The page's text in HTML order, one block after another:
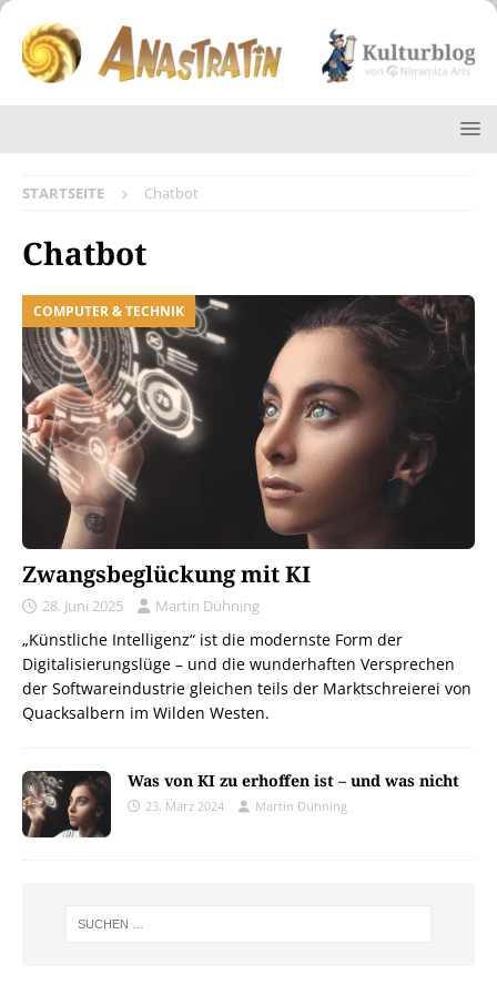
STARTSEITE Chatbot
Chatbot
COMPUTER & TECHNIK
Zwangsbeglückung mit KI
28. Juni 2025 Martin Dühning
„Künstliche Intelligenz“ ist die modernste Form der
Digitalisierungslüge – und die wunderhaften Versprechen
der Softwareindustrie gleichen teils der Marktschreierei von
Quacksalbern im Wilden Westen.
Was von KI zu erhoffen ist – und was nicht
23. März 2024 Martin Dühning